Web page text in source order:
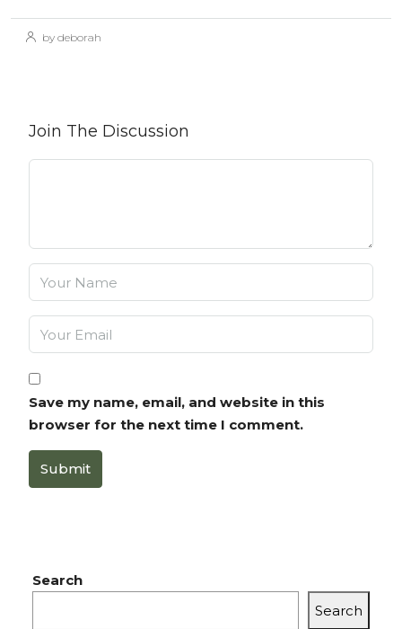
by deborah
Join The Discussion
Save my name, email, and website in this
browser for the next time I comment.
Submit
Search
Search